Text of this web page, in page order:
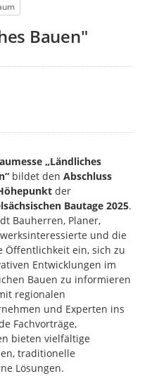
Bauen"
„Ländliches
bildet denAbschluss
der
Bautage 2025.
Bauherren, Planer,
und die
Öffentlichkeit ein, sich zu
Entwicklungen im
Bauen zu informieren
regionalen
und Experten ins
Fachvorträge,
bieten vielfältige
traditionelle
Lösungen.